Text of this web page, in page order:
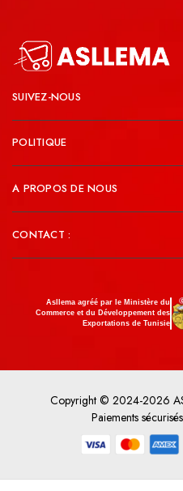
SUIVEZ-NOUS
POLITIQUE
A PROPOS DE NOUS
CONTACT :
Asllema agréé par le Ministère du
Commerce et du Développement des
Exportations de Tunisie
Copyright © 2024-2026
Paiements